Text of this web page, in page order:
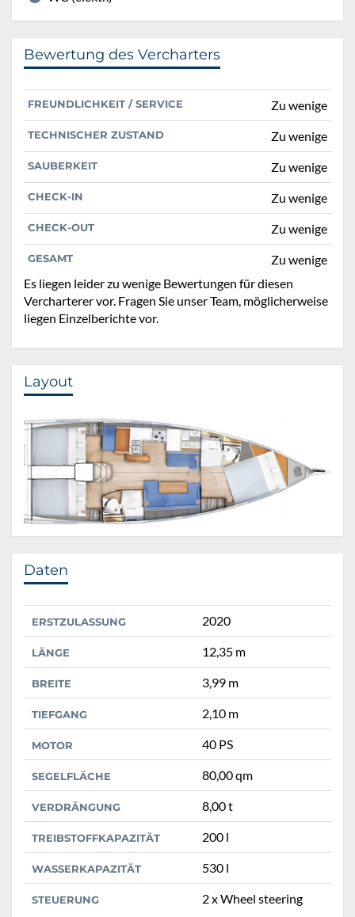
Bewertung des Vercharters
FREUNDLICHKEIT / SERVICE Zu wenige
TECHNISCHER ZUSTAND Zu wenige
SAUBERKEIT Zu wenige
CHECK-IN Zu wenige
CHECK-OUT Zu wenige
GESAMT
Zu wenige
Es liegen leider zu wenige Bewertungen für diesen
Vercharterer vor. Fragen Sie unser Team, möglicherweise
liegen Einzelberichte vor.
Layout
Daten
ERSTZULASSUNG 2020
LÄNGE 12,35 m
BREITE 3,99 m
TIEFGANG 2,10 m
MOTOR 40 PS
SEGELFLÄCHE 80,00 qm
VERDRÄNGUNG 8,00 t
TREIBSTOFFKAPAZITÄT 200 l
WASSERKAPAZITÄT 530 l
STEUERUNG 2 x Wheel steering